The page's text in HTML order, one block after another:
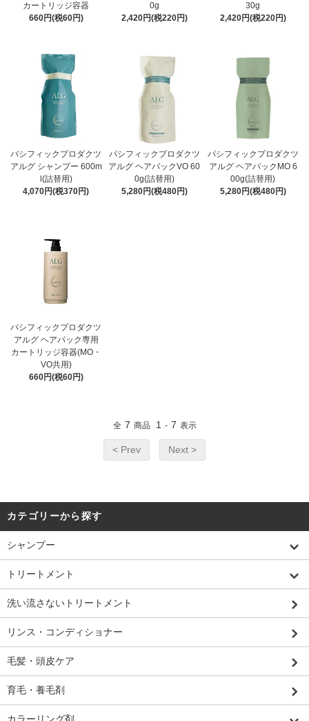
カートリッジ容器
660円(税60円)
0g
2,420円(税220円)
30g
2,420円(税220円)
パシフィックプロダクツ
アルグ シャンプー 600m
l(詰替用)
4,070円(税370円)
パシフィックプロダクツ
アルグ ヘアパックVO 60
0g(詰替用)
5,280円(税480円)
パシフィックプロダクツ
アルグ ヘアパックMO 6
00g(詰替用)
5,280円(税480円)
パシフィックプロダクツ
アルグ ヘアパック専用
カートリッジ容器(MO・
VO共用)
660円(税60円)
全 7 商品 1 - 7 表示
< Prev Next >
カテゴリーから探す
シャンプー
トリートメント
洗い流さないトリートメント
リンス・コンディショナー
毛髪・頭皮ケア
育毛・養毛剤